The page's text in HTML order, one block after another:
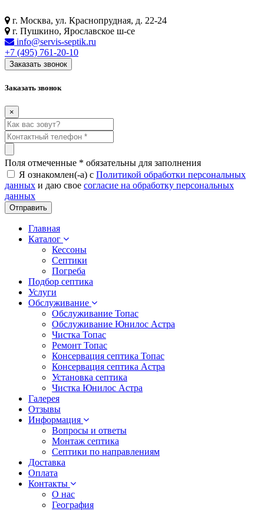
г. Москва, ул. Краснопрудная, д. 22-24
г. Пушкино, Ярославское ш-се
info@servis-septik.ru
+7 (495) 761-20-10
Заказать звонок
Заказать звонок
×
Поля отмеченные * обязательны для заполнения
Я ознакомлен(-а) с Политикой обработки персональных
данных и даю свое согласие на обработку персональных
данных
Главная
Каталог
Кессоны
Септики
Погреба
Подбор септика
Услуги
Обслуживание
Обслуживание Топас
Обслуживание Юнилос Астра
Чистка Топас
Ремонт Топас
Консервация септика Топас
Консервация септика Астра
Установка септика
Чистка Юнилос Астра
Галерея
Отзывы
Информация
Вопросы и ответы
Монтаж септика
Септики по направлениям
Доставка
Оплата
Контакты
О нас
География